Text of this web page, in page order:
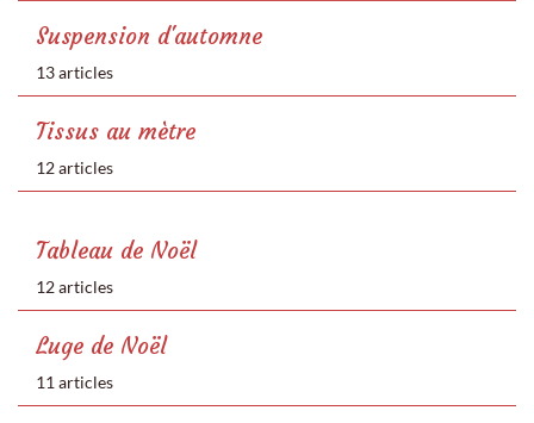
Suspension d'automne
13 articles
Tissus au mètre
12 articles
Tableau de Noël
12 articles
Luge de Noël
11 articles